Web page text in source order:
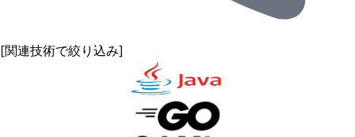
[関連技術で絞り込み]